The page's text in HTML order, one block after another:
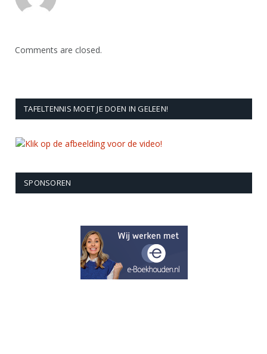
Comments are closed.
TAFELTENNIS MOET JE DOEN IN GELEEN!
SPONSOREN